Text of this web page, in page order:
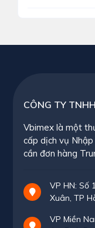
CÔNG TY
Vbimex là một
cấp dịch vụ Nhập
cần đơn hàng
VP HN: Số
Xuân, TP
VP Miền